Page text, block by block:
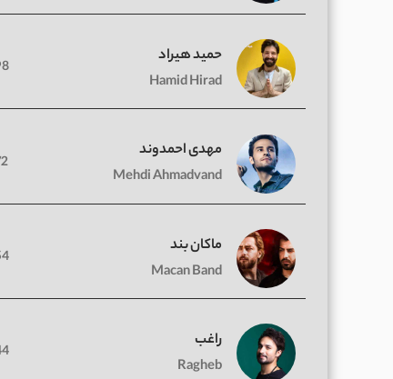
حمید هیراد
Hamid Hirad
مهدی احمدوند
Mehdi Ahmadvand
ماکان بند
Macan Band
راغب
Ragheb